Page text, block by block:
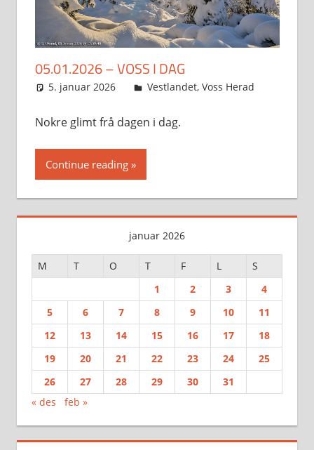
05.01.2026 – VOSS I DAG
5. januar 2026 Svein
Vestlandet, Voss Herad
Nokre glimt frå dagen i dag.
Continue reading
januar 2026
M T O T F L
S
1
2 3
4
5
6 7 8 9 10
11
12
13 14 15 16 17
18
19
20 21 22 23 24
25
26
27 28 29 30
31
« des
feb »